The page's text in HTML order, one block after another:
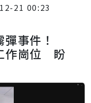
21 00:23
事件！
作崗位 盼